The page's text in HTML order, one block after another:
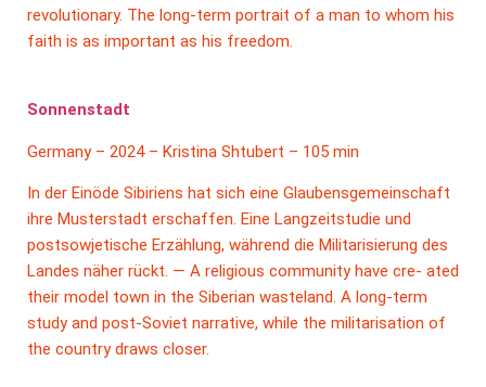
revolutionary. The long-term portrait of a man to whom his
faith is as important as his freedom.
Sonnenstadt
Germany – 2024 – Kristina Shtubert – 105 min
In der Einöde Sibiriens hat sich eine Glaubensgemeinschaft
ihre Musterstadt erschaffen. Eine Langzeitstudie und
postsowjetische Erzählung, während die Militarisierung des
Landes näher rückt. — A religious community have cre- ated
their model town in the Siberian wasteland. A long-term
study and post-Soviet narrative, while the militarisation of
the country draws closer.